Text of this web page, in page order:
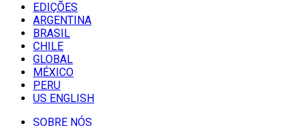
EDIÇÕES
ARGENTINA
BRASIL
CHILE
GLOBAL
MÉXICO
PERU
US ENGLISH
SOBRE NÓS